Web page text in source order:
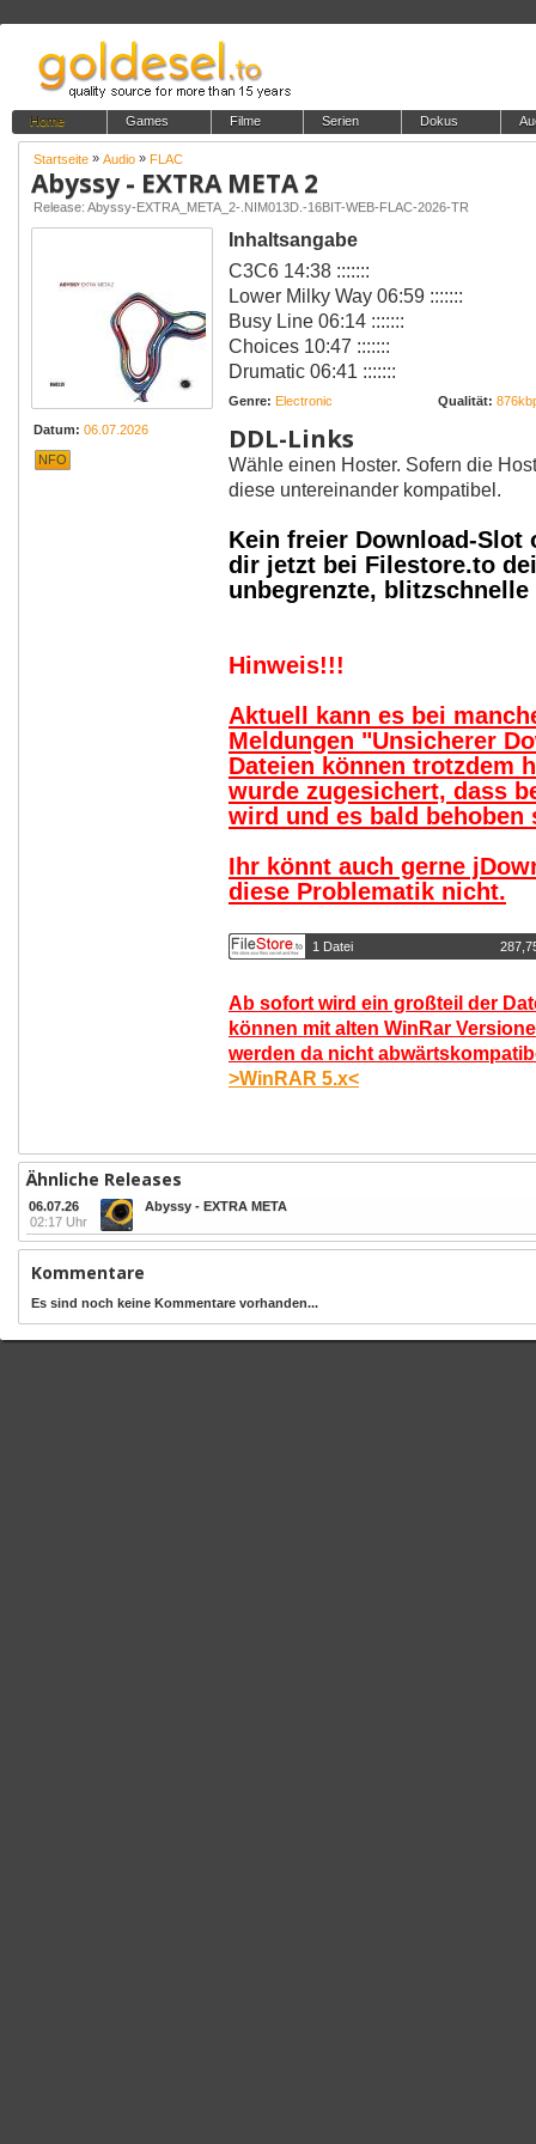
Home Games Filme Serien Dokus
Startseite » Audio » FLAC
Abyssy - EXTRA META 2
Release: Abyssy-EXTRA_META_2-.NIM013D.-16BIT-WEB-FLAC-2026-TR
Datum: 06.07.2026
NFO
Inhaltsangabe
C3C6 14:38 :::::::
Lower Milky Way 06:59 :::::::
Busy Line 06:14 :::::::
Choices 10:47 :::::::
Drumatic 06:41 :::::::
Genre: Electronic Qualität:
DDL-Links
Wähle einen Hoster. Sofern die
diese untereinander kompatibel.
Kein freier Download-Slot
dir jetzt bei Filestore.to
unbegrenzte,
Hinweis!!!
Aktuell kann es bei
Meldungen "Unsicherer
Dateien können trotzdem
wurde zugesichert, dass
wird und es bald behoben
Ihr könnt auch gerne
diese Problematik nicht.
1 Datei
Ab sofort wird ein großteil der
können mit alten WinRar
werden da nicht
>WinRAR 5.x<
Ähnliche Releases
06.07.26
02:17 Uhr
Abyssy - EXTRA META
Kommentare
Es sind noch keine Kommentare vorhanden...